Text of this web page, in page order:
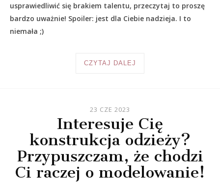
usprawiedliwić się brakiem talentu, przeczytaj to proszę
bardzo uważnie! Spoiler: jest dla Ciebie nadzieja. I to
niemała ;)
CZYTAJ DALEJ
23 CZE 2023
Interesuje Cię
konstrukcja odzieży?
Przypuszczam, że chodzi
Ci raczej o modelowanie!